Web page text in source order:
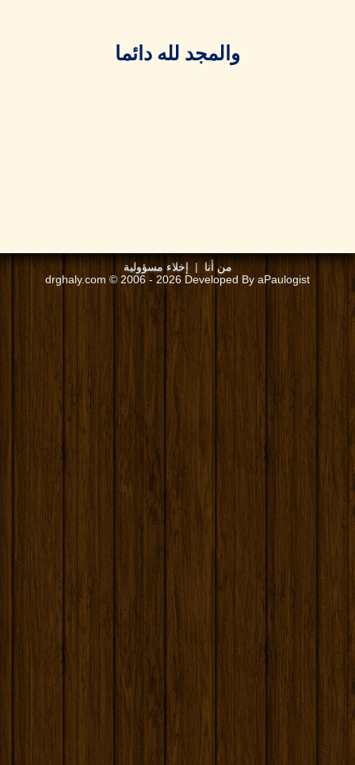
والمجد لله دائما
من أنا |إخلاء مسؤولية
drghaly.com © 2006 - 2026 Developed By aPaulogist